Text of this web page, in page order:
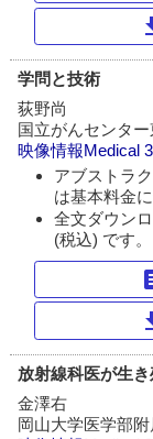
学問と技術
荻野尚
国立がんセンタ
映像情報Medical
アブストラ
は基本料金
全文ダウン
(税込) です。
放射線科医が生
金澤右
岡山大学医学部